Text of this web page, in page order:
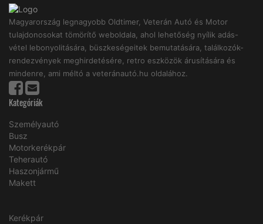
Magyarország legnagyobb Oldtimer, Veterán Autó és Motor
tulajdonosokat tömörítő weboldala, ahol lehetőség nyílik adás-
vétel lebonyolitására, büszkeségeitek bemutatására, találkozók-
rendezvények meghirdetésére, retro eszközök árusítására és
mindenre, ami méltó a veteránautó.hu oldalához.
Kategóriák
Személyautó
Busz
Motorkerékpár
Teherautó
Haszonjármű
Makett
Kerékpár